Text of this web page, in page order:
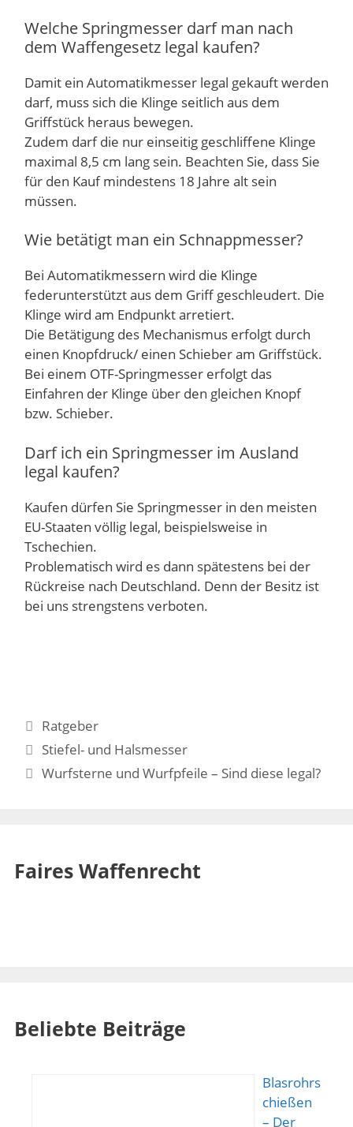
Welche Springmesser darf man nach
dem Waffengesetz legal kaufen?
Damit ein Automatikmesser legal gekauft werden
darf, muss sich die Klinge seitlich aus dem
Griffstück heraus bewegen.
Zudem darf die nur einseitig geschliffene Klinge
maximal 8,5 cm lang sein. Beachten Sie, dass Sie
für den Kauf mindestens 18 Jahre alt sein
müssen.
Wie betätigt man ein Schnappmesser?
Bei Automatikmessern wird die Klinge
federunterstützt aus dem Griff geschleudert. Die
Klinge wird am Endpunkt arretiert.
Die Betätigung des Mechanismus erfolgt durch
einen Knopfdruck/ einen Schieber am Griffstück.
Bei einem OTF-Springmesser erfolgt das
Einfahren der Klinge über den gleichen Knopf
bzw. Schieber.
Darf ich ein Springmesser im Ausland
legal kaufen?
Kaufen dürfen Sie Springmesser in den meisten
EU-Staaten völlig legal, beispielsweise in
Tschechien.
Problematisch wird es dann spätestens bei der
Rückreise nach Deutschland. Denn der Besitz ist
bei uns strengstens verboten.
Kategorien
Ratgeber
Stiefel- und Halsmesser
Wurfsterne und Wurfpfeile – Sind diese legal?
Faires Waffenrecht
Beliebte Beiträge
Blasrohrs
chießen
– Der